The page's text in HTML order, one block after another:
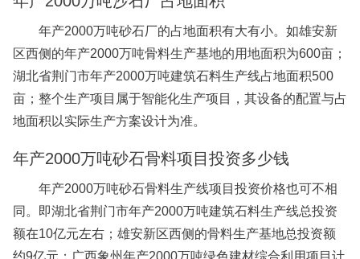
年产2000万吨砂石厂的占地面积有大有小。如雄安新
区西侧的年产2000万吨骨料生产基地的用地面积为600亩；
湖北省荆门市年产2000万吨建筑石料生产线占地面积500
亩；整个生产项目属于智能化生产项目，其设备的配置与占
地面积以实际生产方案设计为准。
年产2000万吨砂石骨料项目投资多少钱
年产2000万吨砂石骨料生产线项目投资价格也可不相
同。即湖北省荆门市年产2000万吨建筑石料生产线总投资
额在10亿元左右；雄安新区西侧的骨料生产基地总投资额
约9亿元；广西象州年产2000万吨绿色建材综合利用项目计